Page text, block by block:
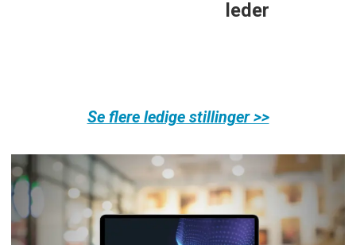
Se flere ledige stillinger >>